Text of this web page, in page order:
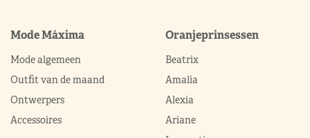
Mode Máxima
Mode algemeen
Outfit van de maand
Ontwerpers
Accessoires
Oranjeprinsessen
Beatrix
Amalia
Alexia
Ariane